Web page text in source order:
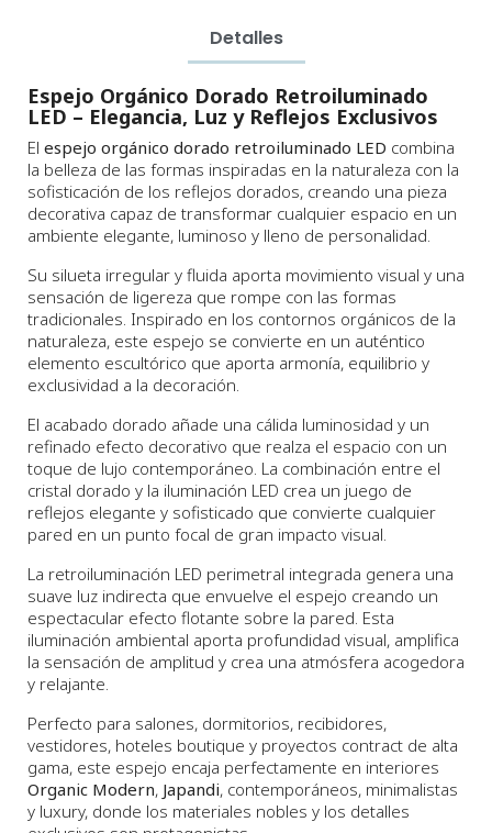
Detalles
Espejo Orgánico Dorado Retroiluminado
LED – Elegancia, Luz y Reflejos Exclusivos
El espejo orgánico dorado retroiluminado LED combina
la belleza de las formas inspiradas en la naturaleza con la
sofisticación de los reflejos dorados, creando una pieza
decorativa capaz de transformar cualquier espacio en un
ambiente elegante, luminoso y lleno de personalidad.
Su silueta irregular y fluida aporta movimiento visual y una
sensación de ligereza que rompe con las formas
tradicionales. Inspirado en los contornos orgánicos de la
naturaleza, este espejo se convierte en un auténtico
elemento escultórico que aporta armonía, equilibrio y
exclusividad a la decoración.
El acabado dorado añade una cálida luminosidad y un
refinado efecto decorativo que realza el espacio con un
toque de lujo contemporáneo. La combinación entre el
cristal dorado y la iluminación LED crea un juego de
reflejos elegante y sofisticado que convierte cualquier
pared en un punto focal de gran impacto visual.
La retroiluminación LED perimetral integrada genera una
suave luz indirecta que envuelve el espejo creando un
espectacular efecto flotante sobre la pared. Esta
iluminación ambiental aporta profundidad visual, amplifica
la sensación de amplitud y crea una atmósfera acogedora
y relajante.
Perfecto para salones, dormitorios, recibidores,
vestidores, hoteles boutique y proyectos contract de alta
gama, este espejo encaja perfectamente en interiores
Organic Modern, Japandi, contemporáneos, minimalistas
y luxury, donde los materiales nobles y los detalles